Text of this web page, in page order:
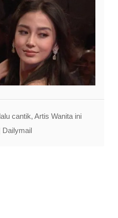
cantik, Artis Wanita ini
Dailymail